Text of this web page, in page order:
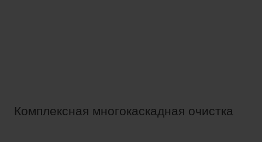
Комплексная многокаскадная очистка